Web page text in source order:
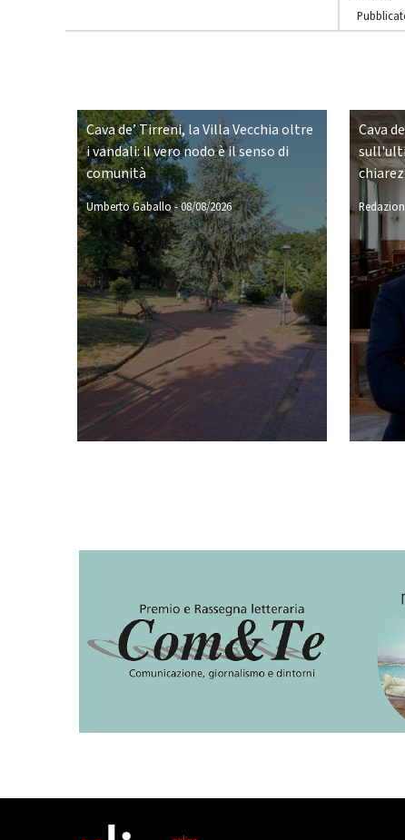
Cava de’ Tirreni, la Villa Vecchia oltre
i vandali: il vero nodo è il senso di
comunità
Umberto Gaballo-08/08/2026
Cava